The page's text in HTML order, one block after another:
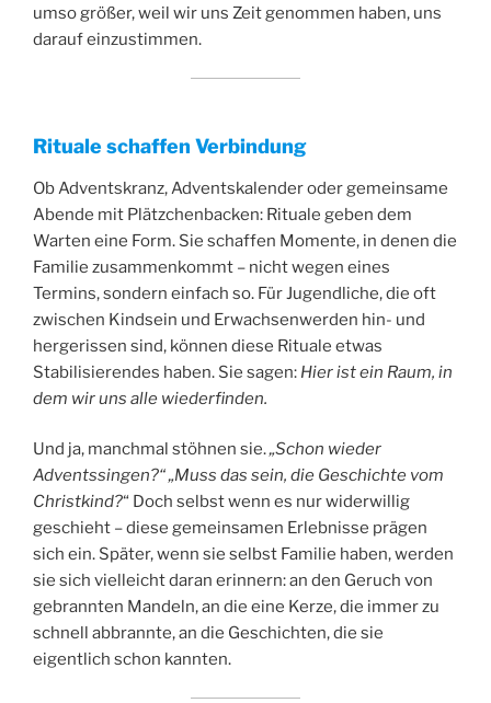
umso größer, weil wir uns Zeit genommen haben, uns
darauf einzustimmen.
Rituale schaffen Verbindung
Ob Adventskranz, Adventskalender oder gemeinsame
Abende mit Plätzchenbacken: Rituale geben dem
Warten eine Form. Sie schaffen Momente, in denen die
Familie zusammenkommt – nicht wegen eines
Termins, sondern einfach so. Für Jugendliche, die oft
zwischen Kindsein und Erwachsenwerden hin- und
hergerissen sind, können diese Rituale etwas
Stabilisierendes haben. Sie sagen: Hier ist ein Raum, in
dem wir uns alle wiederfinden.
Und ja, manchmal stöhnen sie.„Schon wieder
Adventssingen?“„Muss das sein, die Geschichte vom
Christkind?“ Doch selbst wenn es nur widerwillig
geschieht – diese gemeinsamen Erlebnisse prägen
sich ein. Später, wenn sie selbst Familie haben, werden
sie sich vielleicht daran erinnern: an den Geruch von
gebrannten Mandeln, an die eine Kerze, die immer zu
schnell abbrannte, an die Geschichten, die sie
eigentlich schon kannten.